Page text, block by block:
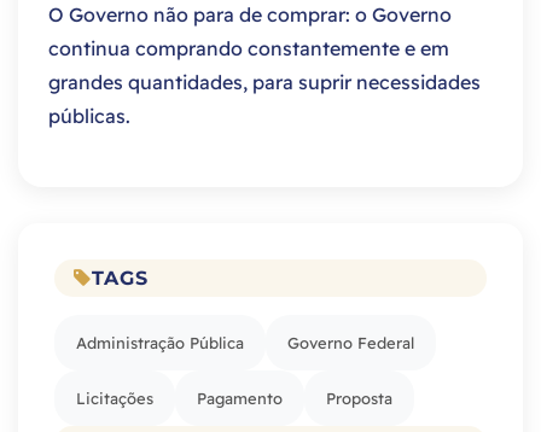
O Governo não para de comprar: o Governo
continua comprando constantemente e em
grandes quantidades, para suprir necessidades
públicas.
TAGS
Administração Pública Governo Federal
Licitações Pagamento Proposta